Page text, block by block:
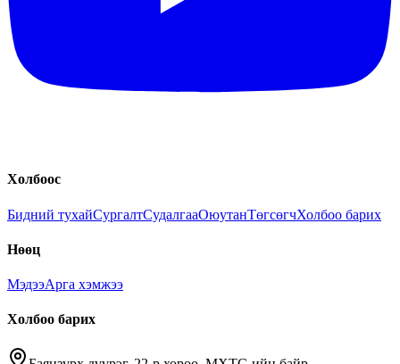
Холбоос
Бидний тухайСургалтСудалгааОюутанТөгсөгчХолбоо барих
Нөөц
МэдээАрга хэмжээ
Холбоо барих